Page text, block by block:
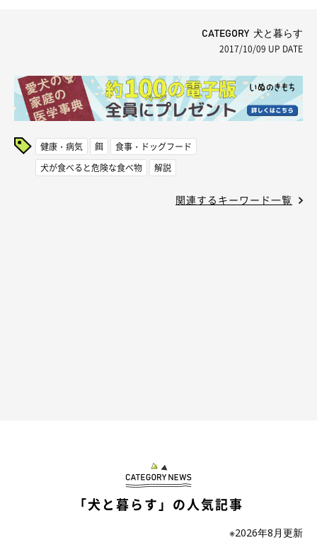
CATEGORY 犬と暮らす
2017/10/09 UP DATE
健康・病気 餌
食事・ドッグフード
犬が食べると危険な食べ物
解説
関連するキーワード一覧
「犬と暮らす」の人気記事
※2026年8月更新